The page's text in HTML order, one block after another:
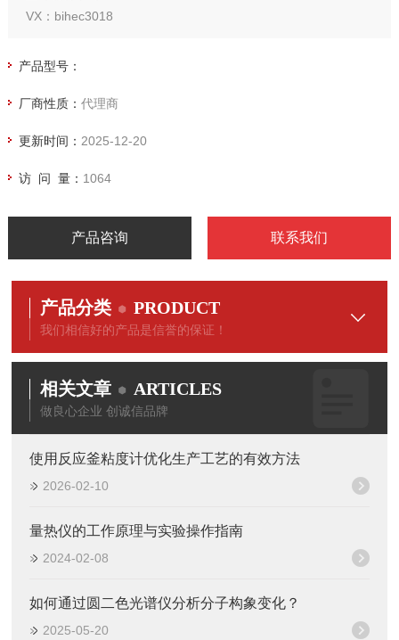
VX：bihec3018
产品型号：
厂商性质： 代理商
更新时间： 2025-12-20
访 问 量： 1064
产品咨询 联系我们
产品分类 PRODUCT
我们相信好的产品是信誉的保证！
相关文章 ARTICLES
做良心企业 创诚信品牌
使用反应釜粘度计优化生产工艺的有效方法
2026-02-10
量热仪的工作原理与实验操作指南
2024-02-08
如何通过圆二色光谱仪分析分子构象变化？
2025-05-20